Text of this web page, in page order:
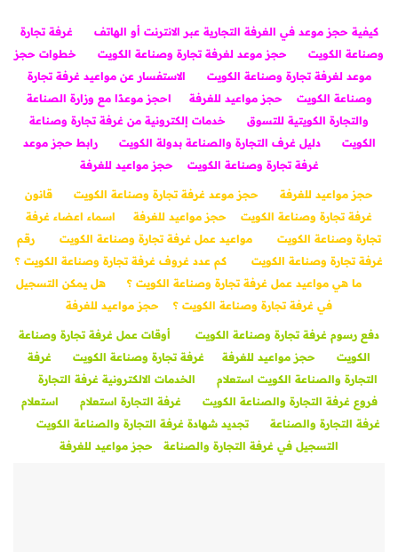
كيفية حجز موعد في الغرفة التجارية عبر الانترنت أو الهاتف
غرفة تجارة
وصناعة الكويت
حجز موعد لغرفة تجارة وصناعة الكويت
خطوات حجز
موعد لغرفة تجارة وصناعة الكويت
الاستفسار عن مواعيد غرفة تجارة
وصناعة الكويت
حجز مواعيد للغرفة
احجز موعدًا مع وزارة الصناعة
والتجارة الكويتية للتسوق
خدمات إلكترونية من غرفة تجارة وصناعة
الكويت
دليل غرف التجارة والصناعة بدولة الكويت
رابط حجز موعد
غرفة تجارة وصناعة الكويت
حجز مواعيد للغرفة
حجز مواعيد للغرفة حجز موعد غرفة تجارة وصناعة الكويت
قانون
غرفة تجارة وصناعة الكويت
حجز مواعيد للغرفة
اسماء اعضاء غرفة
تجارة وصناعة الكويت
مواعيد عمل غرفة تجارة وصناعة الكويت
رقم
غرفة تجارة وصناعة الكويت
كم عدد غروف غرفة تجارة وصناعة الكويت ؟
ما هي مواعيد عمل غرفة تجارة وصناعة الكويت ؟
هل يمكن التسجيل
في غرفة تجارة وصناعة الكويت ؟
حجز مواعيد للغرفة
دفع رسوم غرفة تجارة وصناعة الكويت
أوقات عمل غرفة تجارة وصناعة
الكويت
حجز مواعيد للغرفة غرفة تجارة وصناعة الكويت
غرفة
التجارة والصناعة الكويت استعلام
الخدمات الالكترونية غرفة التجارة
فروع غرفة التجارة والصناعة الكويت
غرفة التجارة استعلام
استعلام
غرفة التجارة والصناعة
تجديد شهادة غرفة التجارة والصناعة الكويت
التسجيل في غرفة التجارة والصناعة
حجز مواعيد للغرفة